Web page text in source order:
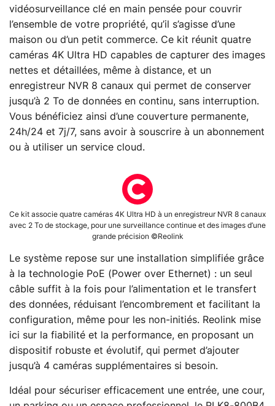
vidéosurveillance clé en main pensée pour couvrir
l’ensemble de votre propriété, qu’il s’agisse d’une
maison ou d’un petit commerce. Ce kit réunit quatre
caméras 4K Ultra HD capables de capturer des images
nettes et détaillées, même à distance, et un
enregistreur NVR 8 canaux qui permet de conserver
jusqu’à 2 To de données en continu, sans interruption.
Vous bénéficiez ainsi d’une couverture permanente,
24h/24 et 7j/7, sans avoir à souscrire à un abonnement
ou à utiliser un service cloud.
Ce kit associe quatre caméras 4K Ultra HD à un enregistreur NVR 8 canaux
avec 2 To de stockage, pour une surveillance continue et des images d’une
grande précision ©Reolink
Le système repose sur une installation simplifiée grâce
à la technologie PoE (Power over Ethernet) : un seul
câble suffit à la fois pour l’alimentation et le transfert
des données, réduisant l’encombrement et facilitant la
configuration, même pour les non-initiés. Reolink mise
ici sur la fiabilité et la performance, en proposant un
dispositif robuste et évolutif, qui permet d’ajouter
jusqu’à 4 caméras supplémentaires si besoin.
Idéal pour sécuriser efficacement une entrée, une cour,